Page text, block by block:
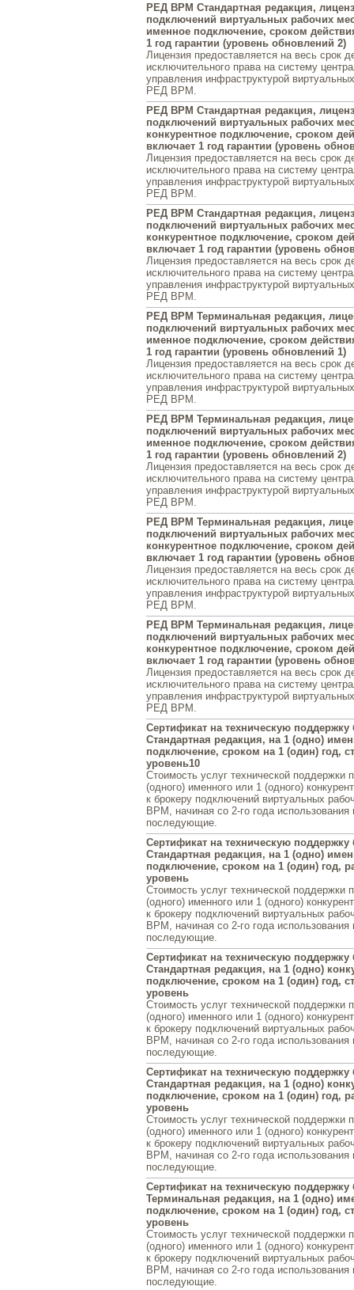
РЕД ВРМ Стандартная редакция,
подключений виртуальных рабочих
именное подключение, сроком
1 год гарантии (уровень обновлений 2)
Лицензия предоставляется на весь срок
исключительного права на систему
управления инфраструктурой
РЕД ВРМ.
РЕД ВРМ Стандартная редакция,
подключений виртуальных рабочих
конкурентное подключение, сроком
включает 1 год гарантии (уровень
Лицензия предоставляется на весь срок
исключительного права на систему
управления инфраструктурой
РЕД ВРМ.
РЕД ВРМ Стандартная редакция,
подключений виртуальных рабочих
конкурентное подключение, сроком
включает 1 год гарантии (уровень
Лицензия предоставляется на весь срок
исключительного права на систему
управления инфраструктурой
РЕД ВРМ.
РЕД ВРМ Терминальная редакция,
подключений виртуальных рабочих
именное подключение, сроком
1 год гарантии (уровень обновлений 1)
Лицензия предоставляется на весь срок
исключительного права на систему
управления инфраструктурой
РЕД ВРМ.
РЕД ВРМ Терминальная редакция,
подключений виртуальных рабочих
именное подключение, сроком
1 год гарантии (уровень обновлений 2)
Лицензия предоставляется на весь срок
исключительного права на систему
управления инфраструктурой
РЕД ВРМ.
РЕД ВРМ Терминальная редакция,
подключений виртуальных рабочих
конкурентное подключение, сроком
включает 1 год гарантии (уровень
Лицензия предоставляется на весь срок
исключительного права на систему
управления инфраструктурой
РЕД ВРМ.
РЕД ВРМ Терминальная редакция,
подключений виртуальных рабочих
конкурентное подключение, сроком
включает 1 год гарантии (уровень
Лицензия предоставляется на весь срок
исключительного права на систему
управления инфраструктурой
РЕД ВРМ.
Сертификат на техническую
Стандартная редакция, на 1 (одно)
подключение, сроком на 1 (один) год,
уровень10
Стоимость услуг технической поддержки
(одного) именного или 1 (одного)
к брокеру подключений виртуальных
ВРМ, начиная со 2-го года использования
последующие.
Сертификат на техническую
Стандартная редакция, на 1 (одно)
подключение, сроком на 1 (один) год,
уровень
Стоимость услуг технической поддержки
(одного) именного или 1 (одного)
к брокеру подключений виртуальных
ВРМ, начиная со 2-го года использования
последующие.
Сертификат на техническую
Стандартная редакция, на 1 (одно)
подключение, сроком на 1 (один) год,
уровень
Стоимость услуг технической поддержки
(одного) именного или 1 (одного)
к брокеру подключений виртуальных
ВРМ, начиная со 2-го года использования
последующие.
Сертификат на техническую
Стандартная редакция, на 1 (одно)
подключение, сроком на 1 (один) год,
уровень
Стоимость услуг технической поддержки
(одного) именного или 1 (одного)
к брокеру подключений виртуальных
ВРМ, начиная со 2-го года использования
последующие.
Сертификат на техническую
Терминальная редакция, на 1 (одно)
подключение, сроком на 1 (один) год,
уровень
Стоимость услуг технической поддержки
(одного) именного или 1 (одного)
к брокеру подключений виртуальных
ВРМ, начиная со 2-го года использования
последующие.